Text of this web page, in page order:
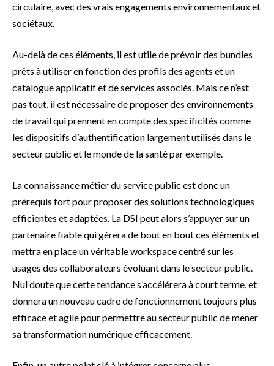
circulaire, avec des vrais engagements environnementaux et
sociétaux.
Au-delà de ces éléments, il est utile de prévoir des bundles
prêts à utiliser en fonction des profils des agents et un
catalogue applicatif et de services associés. Mais ce n’est
pas tout, il est nécessaire de proposer des environnements
de travail qui prennent en compte des spécificités comme
les dispositifs d’authentification largement utilisés dans le
secteur public et le monde de la santé par exemple.
La connaissance métier du service public est donc un
prérequis fort pour proposer des solutions technologiques
efficientes et adaptées. La DSI peut alors s’appuyer sur un
partenaire fiable qui gérera de bout en bout ces éléments et
mettra en place un véritable workspace centré sur les
usages des collaborateurs évoluant dans le secteur public.
Nul doute que cette tendance s’accélérera à court terme, et
donnera un nouveau cadre de fonctionnement toujours plus
efficace et agile pour permettre au secteur public de mener
sa transformation numérique efficacement.